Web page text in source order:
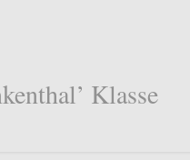
Klasse